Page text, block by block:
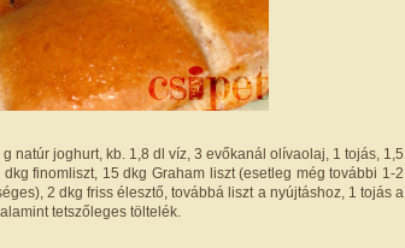
g natúr joghurt, kb. 1,8 dl víz, 3 evőkanál olívaolaj, 1 tojás, 1,5
finomliszt, 15 dkg Graham liszt (esetleg még további 1-2
2 dkg friss élesztő, továbbá liszt a nyújtáshoz, 1 tojás a
tetszőleges töltelék.